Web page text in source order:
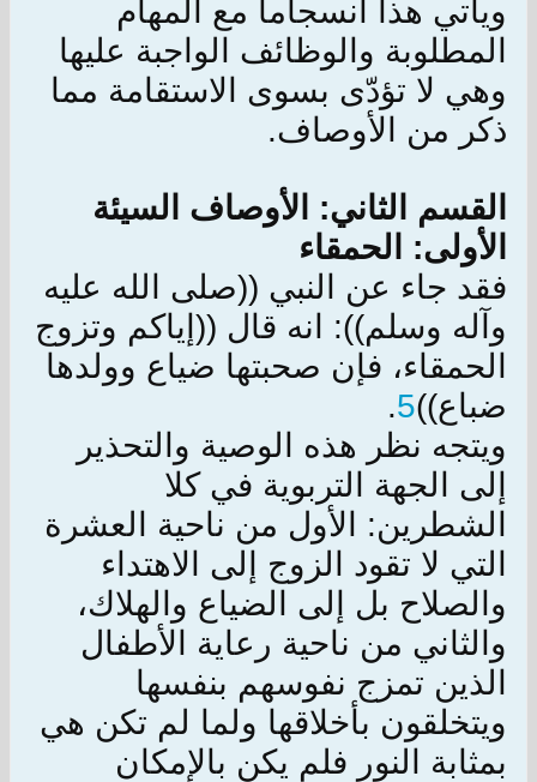
ويأتي هذا انسجاماً مع المهام
المطلوبة والوظائف الواجبة عليها
وهي لا تؤدّى بسوى الاستقامة مما
ذكر من الأوصاف.
القسم الثاني: الأوصاف السيئة
الأولى: الحمقاء
فقد جاء عن النبي ((صلى الله عليه
وآله وسلم)): انه قال ((إياكم وتزوج
الحمقاء، فإن صحبتها ضياع وولدها
ضباع))5
.
ويتجه نظر هذه الوصية والتحذير
إلى الجهة التربوية في كلا
الشطرين: الأول من ناحية العشرة
التي لا تقود الزوج إلى الاهتداء
والصلاح بل إلى الضياع والهلاك،
والثاني من ناحية رعاية الأطفال
الذين تمزج نفوسهم بنفسها
ويتخلقون بأخلاقها ولما لم تكن هي
بمثابة النور فلم يكن بالإمكان